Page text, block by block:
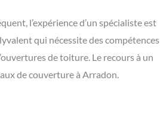
l’expérience d’un spécialiste est
qui nécessite des compétences
de toiture. Le recours à un
de couverture à Arradon.